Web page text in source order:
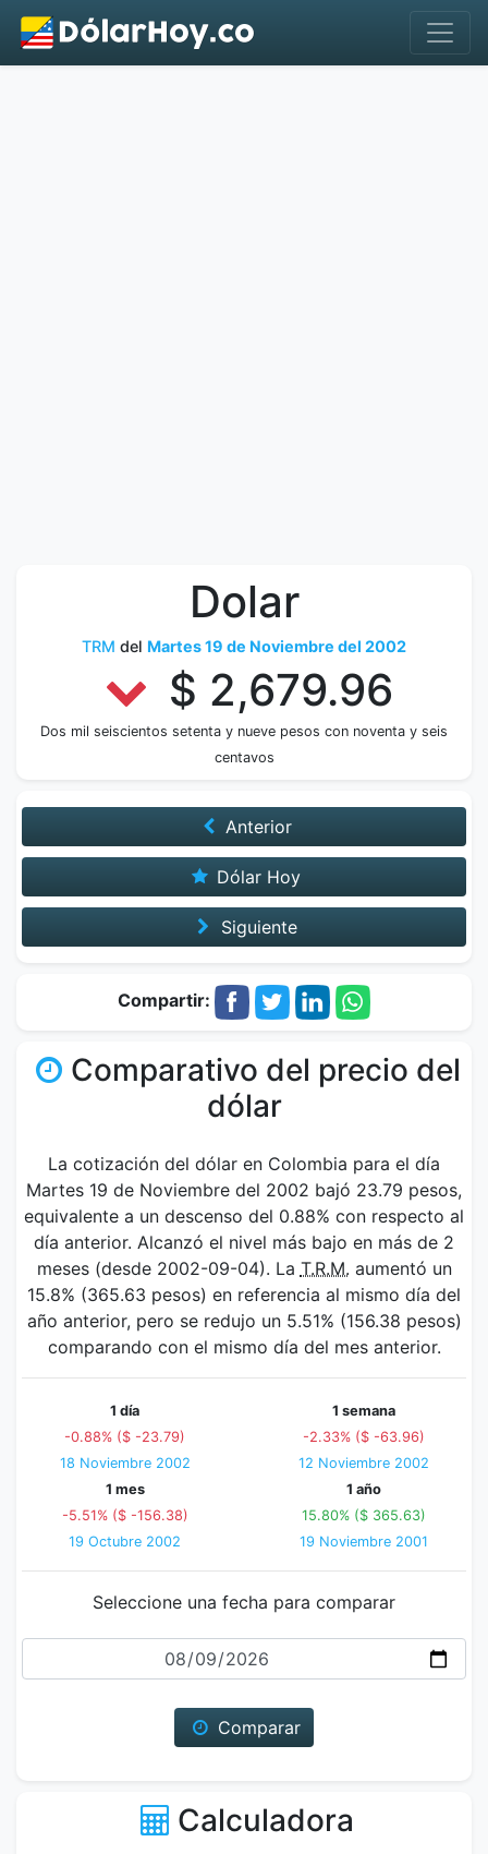
Dolar
TRM del Martes 19 de Noviembre del 2002
$ 2,679.96
Dos mil seiscientos setenta y nueve pesos con noventa y seis
centavos
Anterior
Dólar Hoy
Siguiente
Compartir:
Comparativo del precio del
dólar
La cotización del dólar en Colombia para el día
Martes 19 de Noviembre del 2002 bajó 23.79 pesos,
equivalente a un descenso del 0.88% con respecto al
día anterior. Alcanzó el nivel más bajo en más de 2
meses (desde 2002-09-04). La T.R.M. aumentó un
15.8% (365.63 pesos) en referencia al mismo día del
año anterior, pero se redujo un 5.51% (156.38 pesos)
comparando con el mismo día del mes anterior.
1 día
-0.88% ($ -23.79)
18 Noviembre 2002
1 semana
-2.33% ($ -63.96)
12 Noviembre 2002
1 mes
-5.51% ($ -156.38)
19 Octubre 2002
1 año
15.80% ($ 365.63)
19 Noviembre 2001
Seleccione una fecha para comparar
Fecha
Comparar
Calculadora